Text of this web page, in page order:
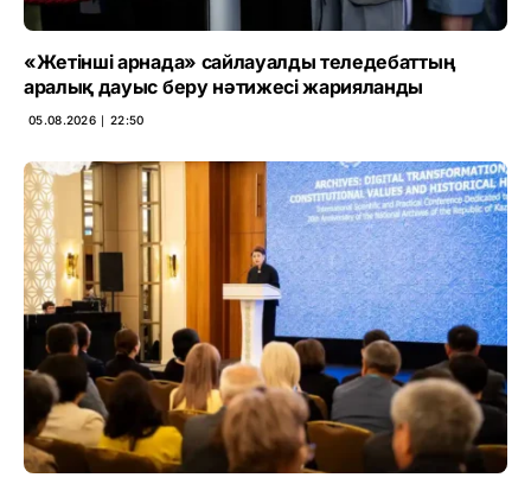
«Жетінші арнада» сайлауалды теледебаттың
аралық дауыс беру нәтижесі жарияланды
05.08.2026 ∣ 22:50